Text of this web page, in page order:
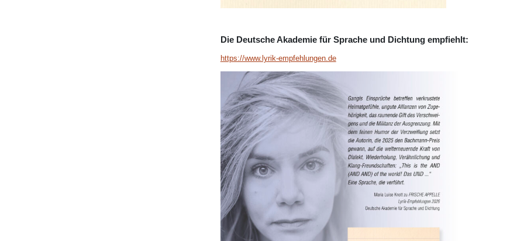
Die Deutsche Akademie für Sprache und Dichtung empfiehlt:
https://www.lyrik-empfehlungen.de